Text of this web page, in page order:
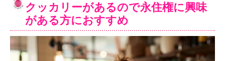
クッカリーがあるので永住権に興味
がある方におすすめ